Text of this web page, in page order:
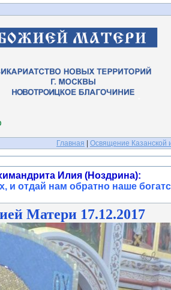
Главная Освящение Казанской
Илия (Ноздрина):
отдай нам обратно наше
Матери 17.12.2017